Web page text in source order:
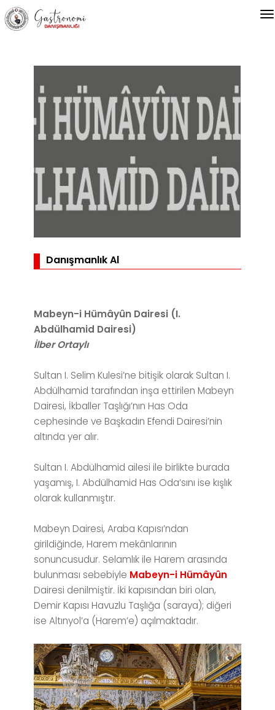
Danışmanlık Al
Mabeyn-i Hümâyûn Dairesi (I.
Abdülhamid Dairesi)
İlber Ortaylı
Sultan I. Selim Kulesi’ne bitişik olarak Sultan I.
Abdülhamid tarafından inşa ettirilen Mabeyn
Dairesi, İkballer Taşlığı’nın Has Oda
cephesinde ve Başkadın Efendi Dairesi’nin
altında yer alır.
Sultan I. Abdülhamid ailesi ile birlikte burada
yaşamış, I. Abdülhamid Has Oda’sını ise kışlık
olarak kullanmıştır.
Mabeyn Dairesi, Araba Kapısı’ndan
girildiğinde, Harem mekânlarının
sonuncusudur. Selamlık ile Harem arasında
bulunması sebebiyle Mabeyn-i Hümâyûn
Dairesi denilmiştir. İki kapısından biri olan,
Demir Kapısı Havuzlu Taşlığa (saraya); diğeri
ise Altınyol’a (Harem’e) açılmaktadır.